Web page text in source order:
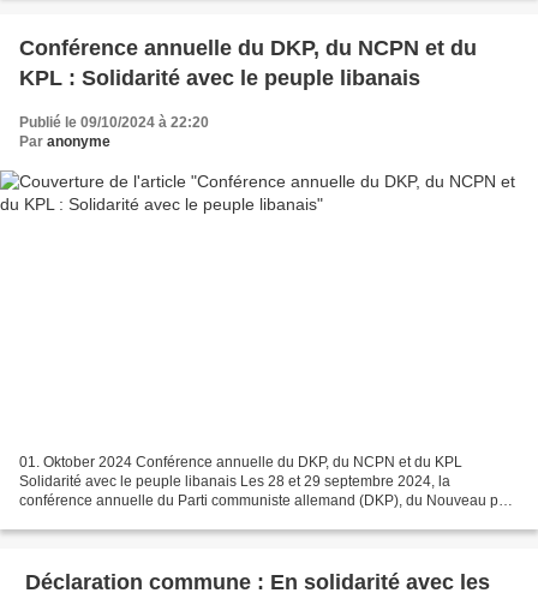
Conférence annuelle du DKP, du NCPN et du
KPL : Solidarité avec le peuple libanais
Publié le 09/10/2024 à 22:20
Par anonyme
01. Oktober 2024 Conférence annuelle du DKP, du NCPN et du KPL
Solidarité avec le peuple libanais Les 28 et 29 septembre 2024, la
conférence annuelle du Parti communiste allemand (DKP), du Nouveau parti
Déclaration commune : En solidarité avec les